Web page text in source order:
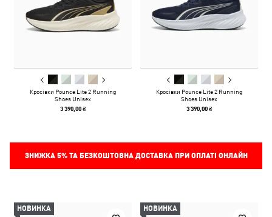
Кросівки Pounce Lite 2 Running
Shoes Unisex
3 390,00 ₴
Кросівки Pounce Lite 2 Running
Shoes Unisex
3 390,00 ₴
ЗНИЖКА 5%ТА БЕЗКОШТОВНА ДОСТАВКА ПРИ ОПЛАТІ ОНЛАЙН
НОВИНКА НОВИНКА